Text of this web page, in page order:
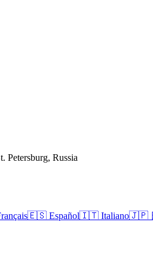
Petersburg, Russia
🇪🇸 Español🇮🇹 Italiano🇯🇵